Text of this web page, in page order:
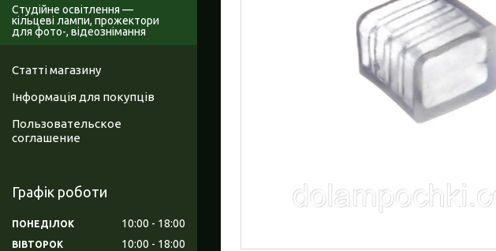
Студійне освітлення —
кільцеві лампи, прожектори
для фото-, відеознімання
Статті магазину
Інформація для покупців
Пользовательское
соглашение
Графік роботи
ПОНЕДІЛОК 10:00 18:00
ВІВТОРОК 10:00 18:00